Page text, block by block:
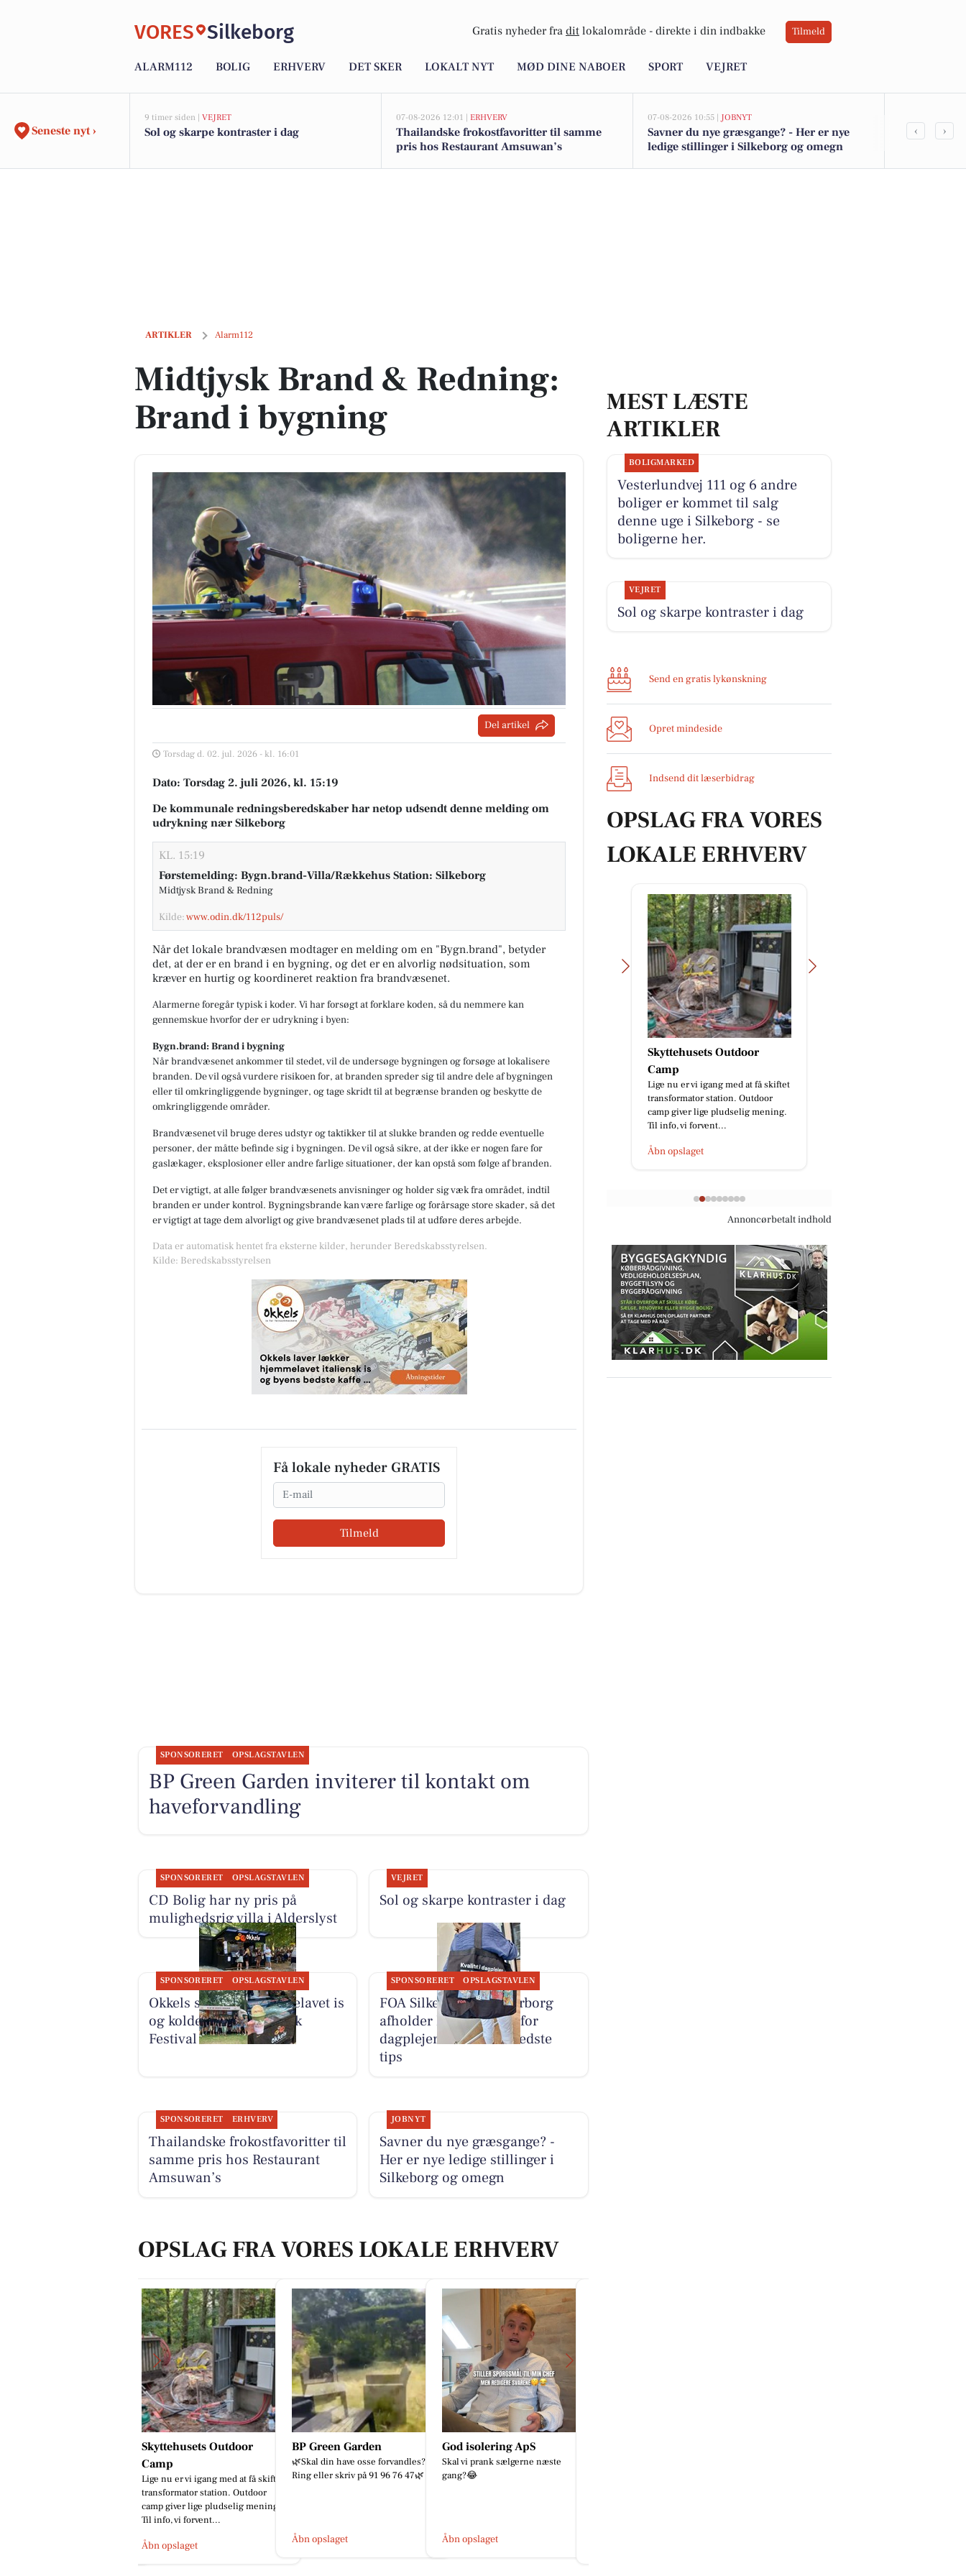
VORES Silkeborg Gratis nyheder fra dit lokalområde - direkte i din indbakke Tilmeld
ALARM112 BOLIG ERHVERV DET SKER LOKALT NYT MØD DINE NABOER SPORT VEJRET
Seneste nyt ›
9 timer siden | VEJRET
Sol og skarpe kontraster i dag
07-08-2026 12:01 | ERHVERV
Thailandske frokostfavoritter til samme
pris hos Restaurant Amsuwan’s
07-08-2026 10:55 | JOBNYT
Savner du nye græsgange? - Her er nye
ledige stillinger i Silkeborg og omegn
Atami
‹ ›
ARTIKLER Alarm112
Midtjysk Brand & Redning: Brand i bygning
Midtjysk Brand & Redning:
Brand i bygning
Del artikel
Torsdag d. 02. jul. 2026 - kl. 16:01
Dato: Torsdag 2. juli 2026, kl. 15:19
De kommunale redningsberedskaber har netop udsendt denne melding om
udrykning nær Silkeborg
KL. 15:19
Førstemelding: Bygn.brand-Villa/Rækkehus Station: Silkeborg
Midtjysk Brand & Redning
Kilde:www.odin.dk/112puls/
Når det lokale brandvæsen modtager en melding om en "Bygn.brand", betyder
det, at der er en brand i en bygning, og det er en alvorlig nødsituation, som
kræver en hurtig og koordineret reaktion fra brandvæsenet.
Alarmerne foregår typisk i koder. Vi har forsøgt at forklare koden, så du nemmere kan
gennemskue hvorfor der er udrykning i byen:
Bygn.brand: Brand i bygning
Når brandvæsenet ankommer til stedet, vil de undersøge bygningen og forsøge at lokalisere
branden. De vil også vurdere risikoen for, at branden spreder sig til andre dele af bygningen
eller til omkringliggende bygninger, og tage skridt til at begrænse branden og beskytte de
omkringliggende områder.
Brandvæsenet vil bruge deres udstyr og taktikker til at slukke branden og redde eventuelle
personer, der måtte befinde sig i bygningen. De vil også sikre, at der ikke er nogen fare for
gaslækager, eksplosioner eller andre farlige situationer, der kan opstå som følge af branden.
Det er vigtigt, at alle følger brandvæsenets anvisninger og holder sig væk fra området, indtil
branden er under kontrol. Bygningsbrande kan være farlige og forårsage store skader, så det
er vigtigt at tage dem alvorligt og give brandvæsenet plads til at udføre deres arbejde.
Data er automatisk hentet fra eksterne kilder, herunder Beredskabsstyrelsen.
Kilde: Beredskabsstyrelsen
Få lokale nyheder GRATIS
Email
Tilmeld
MEST LÆSTE
ARTIKLER
BOLIGMARKED
Vesterlundvej 111 og 6 andre
boliger er kommet til salg
denne uge i Silkeborg - se
boligerne her.
VEJRET
Sol og skarpe kontraster i dag
Send en gratis lykønskning
Opret mindeside
Indsend dit læserbidrag
OPSLAG FRA VORES
LOKALE ERHVERV
FOA Silkeborg-
Skanderborg
KONKURRENCE FOR DAGPLEJERE
Dagplejere har hver dag masser af
gode idéer, kreative løsninger og
Åbn opslaget
Camp
Lige nu er vi igang med at få skiftet
transformator station. Outdoor
Åbn opslaget
BP Green Garden
🌿Skal din have osse forvandles?
Ring eller skriv på 91 96 76 47🌿
Åbn opslaget
Annoncørbetalt indhold
SPONSORERET OPSLAGSTAVLEN
BP Green Garden inviterer til kontakt om
haveforvandling
SPONSORERET OPSLAGSTAVLEN
CD Bolig har ny pris på
mulighedsrig villa i Alderslyst
VEJRET
Sol og skarpe kontraster i dag
SPONSORERET OPSLAGSTAVLEN
Okkels serverer hjemmelavet is
og kolde drikke på Smuk
Festival
SPONSORERET OPSLAGSTAVLEN
FOA Silkeborg-Skanderborg
afholder konkurrence for
dagplejere om deres bedste
tips
SPONSORERET ERHVERV
Thailandske frokostfavoritter til
samme pris hos Restaurant
Amsuwan’s
JOBNYT
Savner du nye græsgange? -
Her er nye ledige stillinger i
Silkeborg og omegn
OPSLAG FRA VORES LOKALE ERHVERV
BP Green Garden
🌿Skal din have osse forvandles?
Ring eller skriv på 91 96 76 47🌿
Åbn opslaget
God isolering ApS
Skal vi prank sælgerne næste
gang?😂
Åbn opslaget
CD Bolig - Lene Bang &
Søren Bregnhøj
✨ NY PRIS ✨ 🏡 Mulighedsrig villa
Åbn opslaget